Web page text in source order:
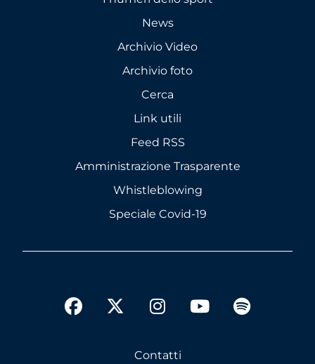
News
Archivio Video
Archivio foto
Cerca
Link utili
Feed RSS
Amministrazione Trasparente
Whistleblowing
Speciale Covid-19
facebookinstagram
youtubespotify
Contatti